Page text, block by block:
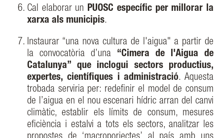
Cal elaborar un PUOSC específic per millorar la
xarxa als municipis.
Instaurar “una nova cultura de l'aigua" a partir de
la convocatòria d’una “Cimera de l'Aigua de
Catalunya” que inclogui sectors productius,
expertes, científiques i administració. Aquesta
trobada serviria per: redefinir el model de consum
de l’aigua en el nou escenari hídric arran del canvi
climàtic, establir els límits de consum, mesures
eficiència i estalvi a tots els sectors, analitzar les